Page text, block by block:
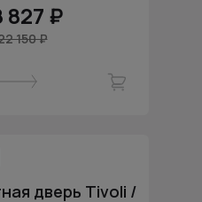
827 ₽
150 ₽
дверь Tivoli /